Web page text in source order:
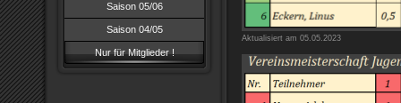
Saison 05/06
Saison 04/05
Nur für Mitglieder !
Aktualisiert am 05.05.2023